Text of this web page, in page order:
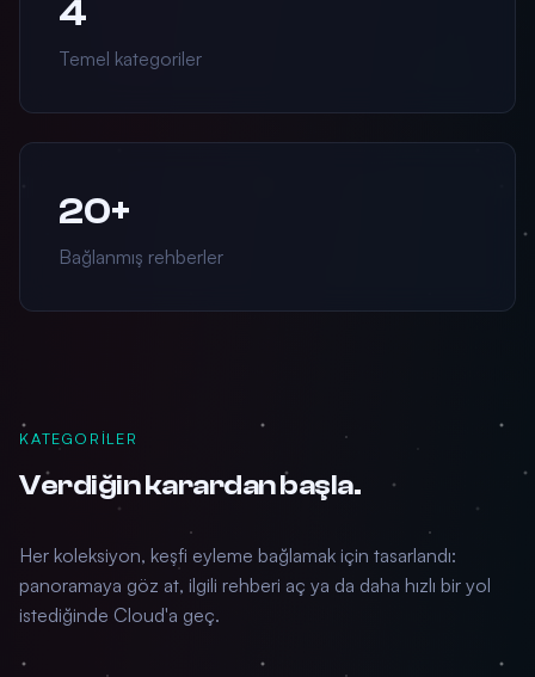
4
Temel kategoriler
20+
Bağlanmış rehberler
KATEGORILER
Verdiğin karardan başla.
Her koleksiyon, keşfi eyleme bağlamak için tasarlandı:
panoramaya göz at, ilgili rehberi aç ya da daha hızlı bir yol
istediğinde Cloud'a geç.